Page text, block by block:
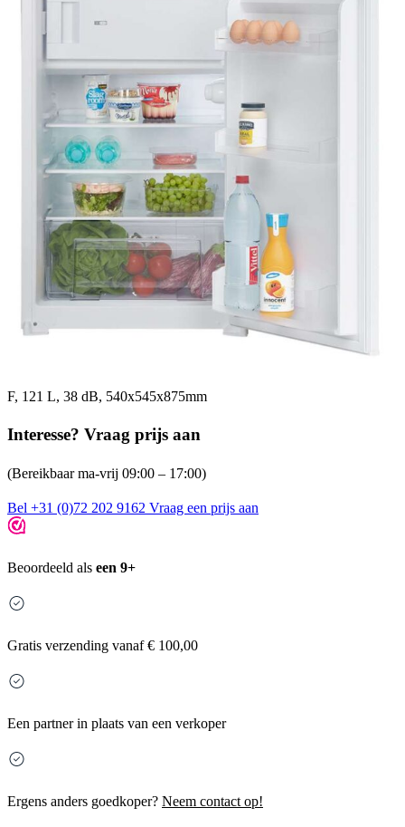
F, 121 L, 38 dB, 540x545x875mm
Interesse? Vraag prijs aan
(Bereikbaar ma-vrij 09:00 – 17:00)
Bel +31 (0)72 202 9162 Vraag een prijs aan
Beoordeeld als een 9+
Gratis verzending vanaf € 100,00
Een partner in plaats van een verkoper
Ergens anders goedkoper? Neem contact op!